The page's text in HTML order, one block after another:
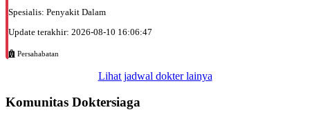
Spesialis: Penyakit Dalam
Update terakhir: 2026-08-10 16:06:47
Persahabatan
Lihat jadwal dokter lainya
Komunitas Doktersiaga